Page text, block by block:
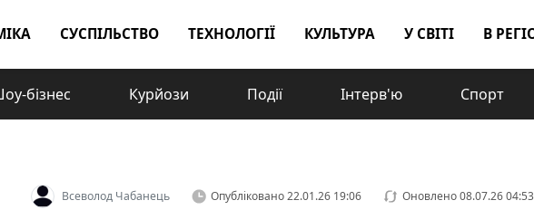
СУСПІЛЬСТВО ТЕХНОЛОГІЇ КУЛЬТУРА У СВІТІ В
бізнес Курйози Події Інтерв'ю Спорт
Всеволод Чабанець Опубліковано22.01.26 19:06 Оновлено08.07.26 04:53